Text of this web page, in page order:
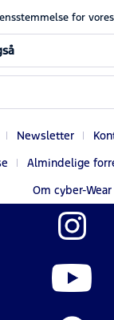
for
Newsletter
Almindelige
Om cyber-Wear